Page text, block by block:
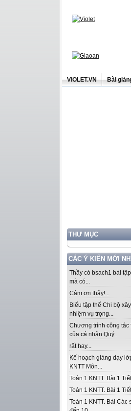
ViOLET.VN Bài
THƯ MỤC
CÁC Ý KIẾN MỚI
Thầy có bsach1 bài
mà có...
Cảm ơn thầy!...
Biểu tập thể Chi bộ
nhiệm vụ trọng...
Chương trình công tác
của cá nhân Quý...
rất hay...
Kế hoạch giảng dạy
KNTT Môn...
Toán 1 KNTT. Bài 1
Toán 1 KNTT. Bài 1
Toán 1 KNTT. Bài Các